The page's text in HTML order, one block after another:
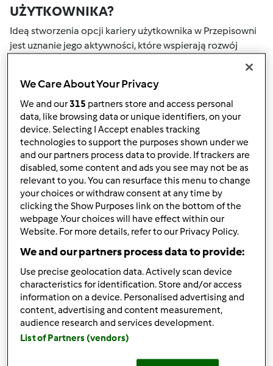
UŻYTKOWNIKA?
Ideą stworzenia opcji kariery użytkownika w Przepisowni
jest uznanie jego aktywności, które wspierają rozwój
portalu społecznościowym są nagradzane przez punkty.
Osiągnięcie określonej liczby punktów, automatycznie
podwyższa Twoje miejsce w rankingu społecznościowym,
który określany jest numerem wewnątrz fartucha obok
nazwy użytkownika.
W JAKI SPOSÓB MOŻESZ OTRZYMAĆ
PUNKTY ZA AKTYWNOŚĆ?
Punkty można otrzymać za aktywności, które są
wymienione poniżej. Za każdym razem, gdy otrzymujesz
punkty, są one dodawane to Twojej kariery użytkownika.
Poniżej możesz również sprawdzić które aktywności
społecznościowym.
+50
Punktów
Zwycięzca konkursu
+10
Utworzenie przepisu (całość = 10 pkt, część =
We Care About Your Privacy
We and our315 partners store and access personal
data, like browsing data or unique identifiers, on your
device. Selecting I Accept enables tracking
technologies to support the purposes shown under we
and our partners process data to provide. If trackers are
disabled, some content and ads you see may not be as
relevant to you. You can resurface this menu to change
your choices or withdraw consent at any time by
clicking the Show Purposes link on the bottom of the
webpage .Your choices will have effect within our
Website. For more details, refer to our Privacy Policy.
We and our partners process data to provide:
Use precise geolocation data. Actively scan device
characteristics for identification. Store and/or access
information on a device. Personalised advertising and
content, advertising and content measurement,
audience research and services development.
List of Partners (vendors)